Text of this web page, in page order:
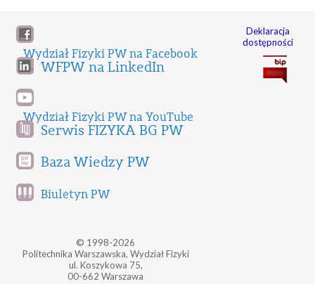
Wydział Fizyki PW na Facebook
WFPW na LinkedIn
Wydział Fizyki PW na YouTube
Serwis FIZYKA BG PW
Baza Wiedzy PW
Biuletyn PW
© 1998-2026
Politechnika Warszawska, Wydział Fizyki
ul. Koszykowa 75,
00-662 Warszawa
Deklaracja
dostępności